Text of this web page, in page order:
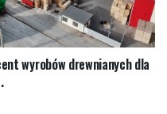
wyrobów drewnianych dla